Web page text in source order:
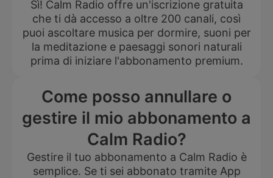
Sì! Calm Radio offre un'iscrizione gratuita
che ti dà accesso a oltre 200 canali, così
puoi ascoltare musica per dormire, suoni per
la meditazione e paesaggi sonori naturali
prima di iniziare l'abbonamento premium.
Come posso annullare o
gestire il mio abbonamento a
Calm Radio?
Gestire il tuo abbonamento a Calm Radio è
semplice. Se ti sei abbonato tramite App